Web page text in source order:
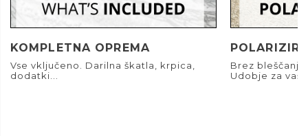
KOMPLETNA OPREMA
Vse vključeno. Darilna škatla, krpica,
dodatki...
Brez
Udobje za